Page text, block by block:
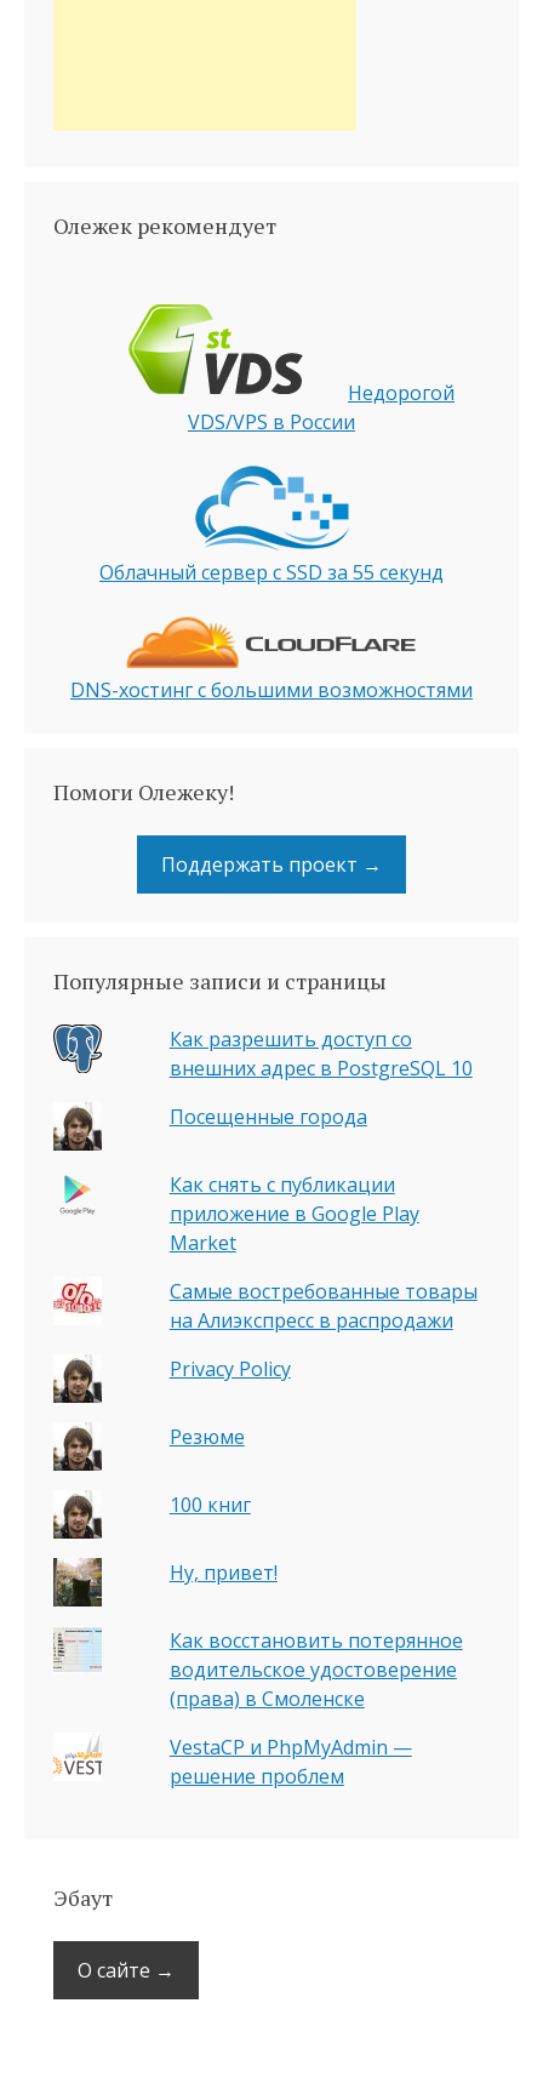
Олежек рекомендует
Недорогой
VDS/VPS в России
Облачный сервер с SSD за 55 секунд
DNS-хостинг с большими возможностями
Помоги Олежеку!
Поддержать проект →
Популярные записи и страницы
Как разрешить доступ со
внешних адрес в PostgreSQL 10
Посещенные города
Как снять с публикации
приложение в Google Play
Market
Самые востребованные товары
на Алиэкспресс в распродажи
Privacy Policy
Резюме
100 книг
Ну, привет!
Как восстановить потерянное
водительское удостоверение
(права) в Смоленске
VestaCP и PhpMyAdmin —
решение проблем
Эбаут
О сайте →